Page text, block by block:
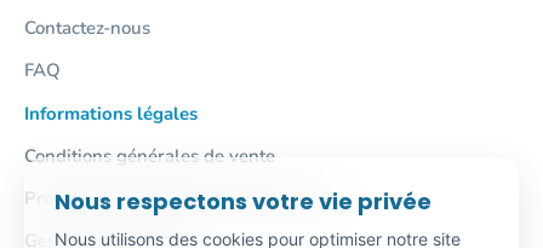
Contactez-nous
FAQ
Informations légales
Conditions générales de vente
Protection des données personnelles
Gestion des cookies
Nous respectons votre vie privée
Nous utilisons des cookies pour optimiser notre site